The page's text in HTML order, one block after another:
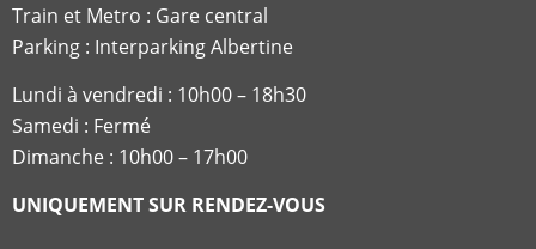
Train et Metro : Gare central
Parking : Interparking Albertine
Lundi à vendredi : 10h00 – 18h30
Samedi : Fermé
Dimanche : 10h00 – 17h00
UNIQUEMENT SUR RENDEZ-VOUS